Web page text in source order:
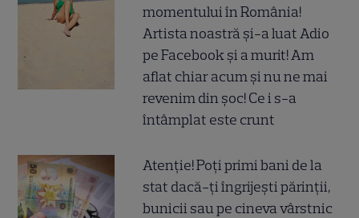
momentului în România!
Artista noastră și-a luat Adio
pe Facebook și a murit! Am
aflat chiar acum și nu ne mai
revenim din șoc! Ce i s-a
întâmplat este crunt
Atenție! Poți primi bani de la
stat dacă-ți îngrijești părinții,
bunicii sau pe cineva vârstnic